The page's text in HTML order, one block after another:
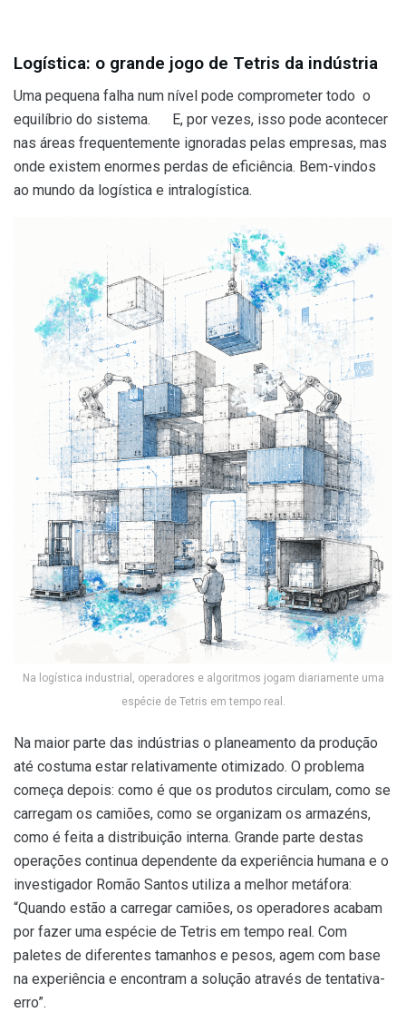
Logística: o grande jogo de Tetris da indústria
Uma pequena falha num nível pode comprometer todo o
equilíbrio do sistema. E, por vezes, isso pode acontecer
nas áreas frequentemente ignoradas pelas empresas, mas
onde existem enormes perdas de eficiência. Bem-vindos
ao mundo da logística e intralogística.
Na logística industrial, operadores e algoritmos jogam diariamente uma
espécie de Tetris em tempo real.
Na maior parte das indústrias o planeamento da produção
até costuma estar relativamente otimizado. O problema
começa depois: como é que os produtos circulam, como se
carregam os camiões, como se organizam os armazéns,
como é feita a distribuição interna. Grande parte destas
operações continua dependente da experiência humana e o
investigador Romão Santos utiliza a melhor metáfora:
“Quando estão a carregar camiões, os operadores acabam
por fazer uma espécie de Tetris em tempo real. Com
paletes de diferentes tamanhos e pesos, agem com base
na experiência e encontram a solução através de tentativa-
erro”.